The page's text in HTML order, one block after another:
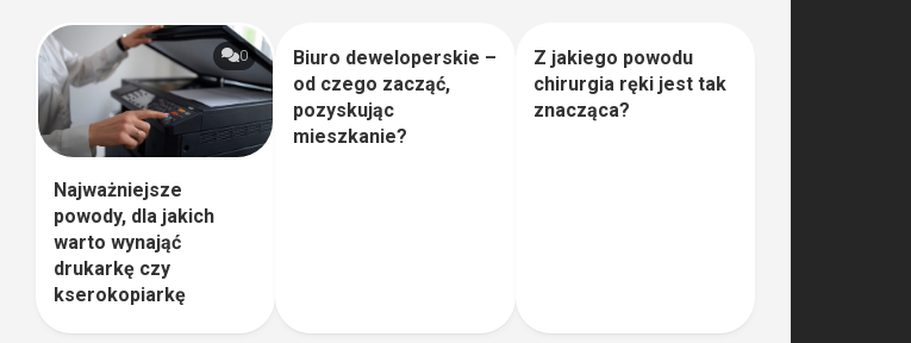
0
Najważniejsze
powody, dla jakich
warto wynająć
drukarkę czy
kserokopiarkę
0
Biuro deweloperskie –
od czego zacząć,
pozyskując
mieszkanie?
Z jakiego powodu
chirurgia ręki jest tak
znacząca?